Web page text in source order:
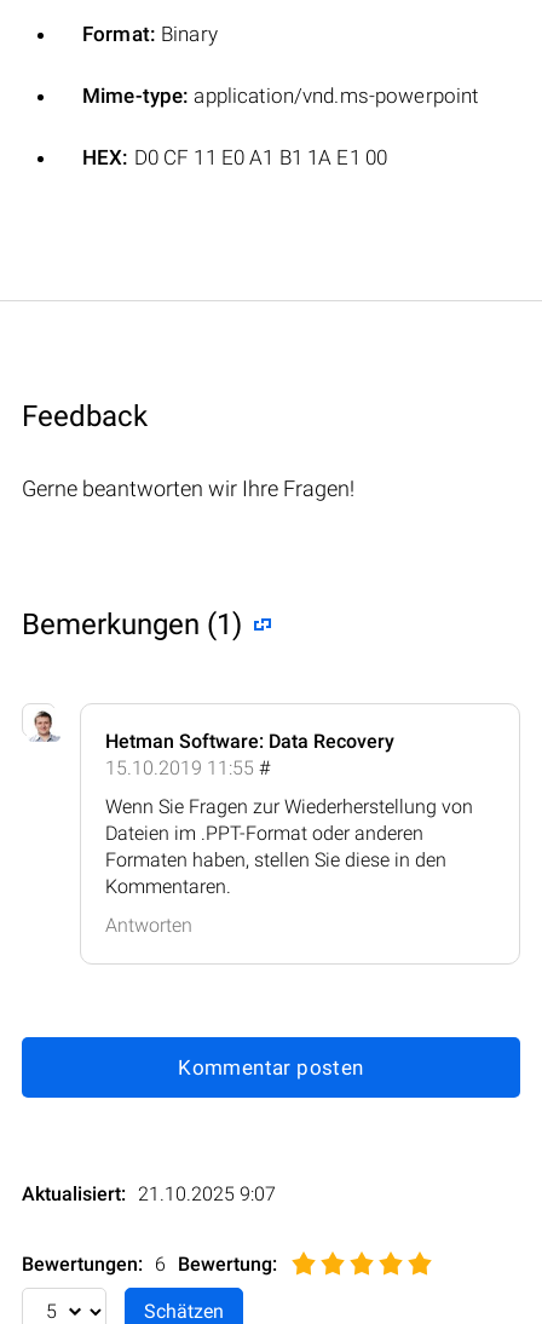
Format: Binary
Mime-type: application/vnd.ms-powerpoint
HEX: D0 CF 11 E0 A1 B1 1A E1 00
Feedback
Gerne beantworten wir Ihre Fragen!
Bemerkungen (1)
Hetman Software: Data Recovery
15.10.2019 11:55 #
Wenn Sie Fragen zur Wiederherstellung von
Dateien im .PPT-Format oder anderen
Formaten haben, stellen Sie diese in den
Kommentaren.
Antworten
Kommentar posten
Aktualisiert: 21.10.2025 9:07
Bewertungen: 6 Bewertung: